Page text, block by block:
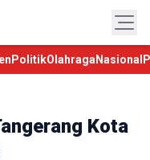
PolitikOlahraga Nasional
Kota